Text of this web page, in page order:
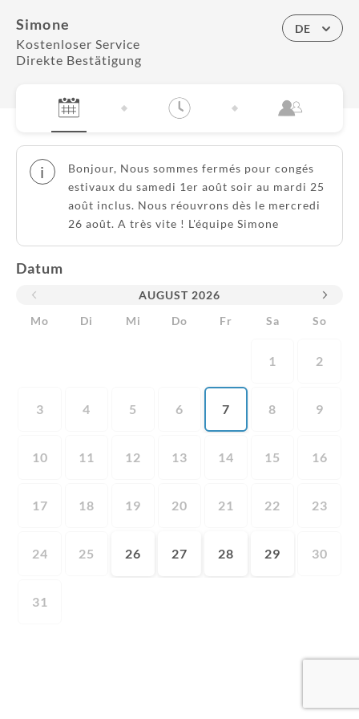
Simone
Kostenloser Service
Direkte Bestätigung
DE
i
Bonjour, Nous sommes fermés pour congés
estivaux du samedi 1er août soir au mardi 25
août inclus. Nous réouvrons dès le mercredi
26 août. A très vite ! L'équipe Simone
Datum
AUGUST 2026
Mo
Di Mi Do Fr Sa So
1 2
3 4 5 6 7 8 9
10 11 12 13 14 15 16
17 18 19 20 21 22 23
24 25 26 27 28 29 30
31